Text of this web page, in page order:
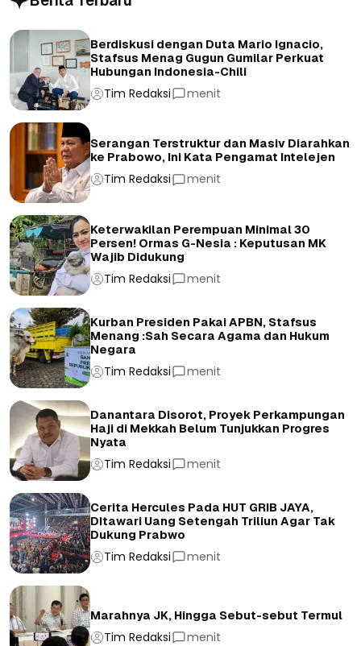
Berdiskusi dengan Duta Mario Ignacio,
Stafsus Menag Gugun Gumilar Perkuat
Hubungan Indonesia-Chili
Tim Redaksi menit
Serangan Terstruktur dan Masiv Diarahkan
ke Prabowo, Ini Kata Pengamat Intelejen
Tim Redaksi menit
Keterwakilan Perempuan Minimal 30
Persen! Ormas G-Nesia : Keputusan MK
Wajib Didukung
Tim Redaksi menit
Kurban Presiden Pakai APBN, Stafsus
Menang :Sah Secara Agama dan Hukum
Negara
Tim Redaksi menit
Danantara Disorot, Proyek Perkampungan
Haji di Mekkah Belum Tunjukkan Progres
Nyata
Tim Redaksi menit
Cerita Hercules Pada HUT GRIB JAYA,
DItawari Uang Setengah Triliun Agar Tak
Dukung Prabwo
Tim Redaksi menit
Marahnya JK, Hingga Sebut-sebut Termul
Tim Redaksi menit